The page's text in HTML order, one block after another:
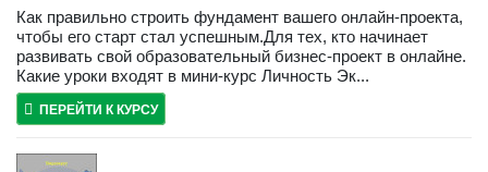
Как правильно строить фундамент вашего онлайн-проекта,
чтобы его старт стал успешным.Для тех, кто начинает
развивать свой образовательный бизнес-проект в онлайне.
Какие уроки входят в мини-курс Личность Эк...
ПЕРЕЙТИ К КУРСУ